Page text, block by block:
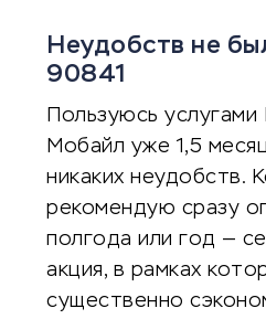
Неудобств не
90841
Пользуюсь услугами
Мобайл уже 1,5
никаких неудобств.
рекомендую сразу
полгода или год —
акция, в рамках
существенно